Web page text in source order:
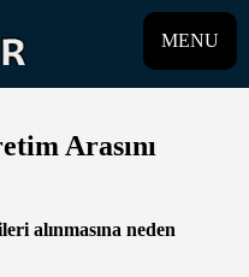
MENU
Arasını
alınmasına neden